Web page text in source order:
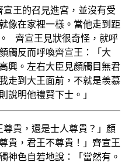
王的召見進宮，並沒有受
像在家裡一樣。當他走到距
齊宣王見狀很奇怪，就呼
斶反而呼喚齊宣王：「大
興。左右大臣見顏斶目無君
走到大王面前，不就是羡慕
說明他禮賢下士。」
貴，還是士人尊貴？」顏
貴，君王不尊貴！」齊宣王
神色自若地說：「當然有。